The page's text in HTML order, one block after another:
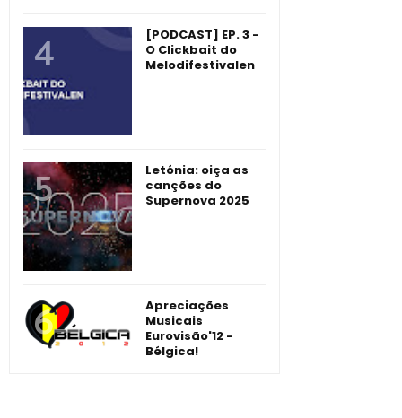
[PODCAST] EP. 3 -
O Clickbait do
Melodifestivalen
Letónia: oiça as
canções do
Supernova 2025
Apreciações
Musicais
Eurovisão'12 -
Bélgica!